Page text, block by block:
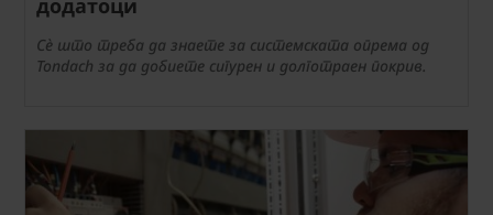
додатоци
Сè што треба да знаете за системската опрема од
Tondach за да добиете сигурен и долготраен покрив.